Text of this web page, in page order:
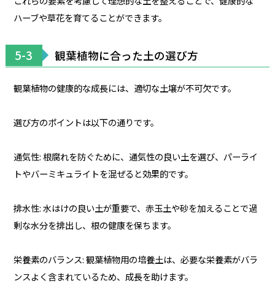
ハーブや草花を育てることができます。
5-3 観葉植物に合った土の選び方
観葉植物の健康的な成長には、適切な土壌が不可欠です。
選び方のポイントは以下の通りです。
通気性: 根腐れを防ぐために、通気性の良い土を選び、パーライ
トやバーミキュライトを混ぜると効果的です。
排水性: 水はけの良い土が重要で、赤玉土や砂を加えることで過
剰な水分を排出し、根の健康を保ちます。
栄養素のバランス: 観葉植物用の培養土は、必要な栄養素がバラ
ンスよく含まれているため、成長を助けます。